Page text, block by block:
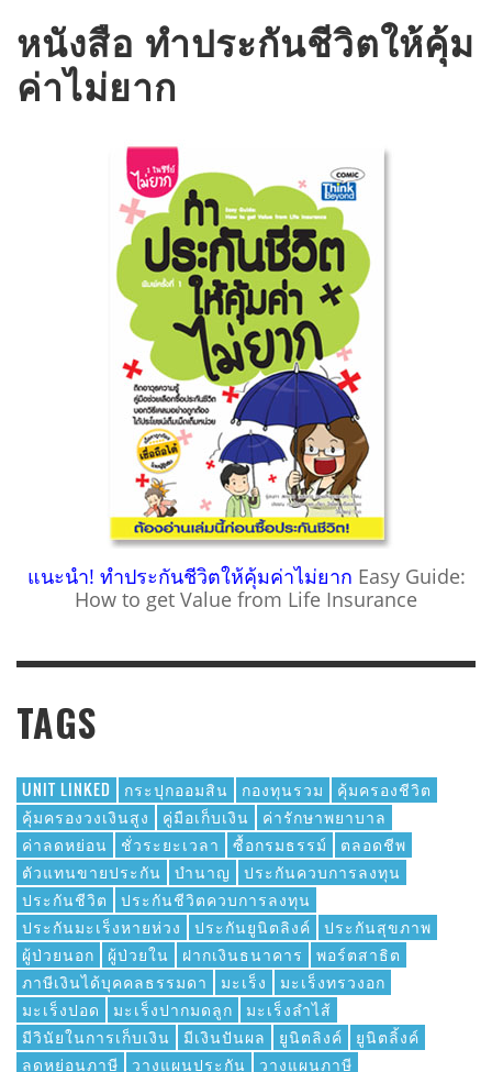
หนังสือ ทำประกันชีวิตให้คุ้ม
ค่าไม่ยาก
แนะนำ! ทำประกันชีวิตให้คุ้มค่าไม่ยาก Easy Guide:
How to get Value from Life Insurance
TAGS
UNIT LINKED กระปุกออมสิน กองทุนรวม
คุ้มครองชีวิต
คุ้มครองวงเงินสูง
คู่มือเก็บเงิน
ค่ารักษาพยาบาล
ค่าลดหย่อน
ชั่วระยะเวลา ซื้อกรมธรรม์
ตลอดชีพ
ตัวแทนขายประกัน
บำนาญ
ประกันควบการลงทุน
ประกันชีวิต
ประกันชีวิตควบการลงทุน
ประกันมะเร็งหายห่วง
ประกันยูนิตลิงค์
ประกันสุขภาพ
ผู้ป่วยนอก
ผู้ป่วยใน ฝากเงินธนาคาร
พอร์ตสาธิต
ภาษีเงินได้บุคคลธรรมดา
มะเร็ง
มะเร็งทรวงอก
มะเร็งปอด
มะเร็งปากมดลูก
มะเร็งลำไส้
มีวินัยในการเก็บเงิน
มีเงินปันผล ยูนิตลิงค์
ยูนิตลิ้งค์
ลดหย่อนภาษี
วางแผนประกัน วางแผนภาษี